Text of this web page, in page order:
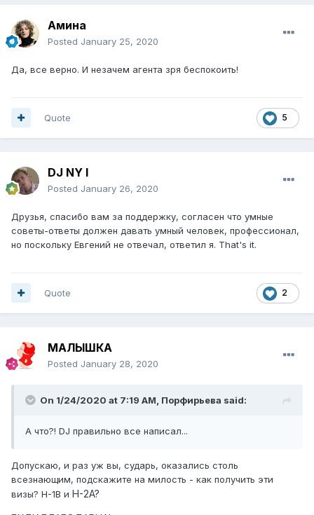
Амина
Posted January 25, 2020
Да, все верно. И незачем агента зря беспокоить!
5
Quote
DJ NY I
Posted January 26, 2020
Друзья, спасибо вам за поддержку, согласен что умные
советы-ответы должен давать умный человек, профессионал,
но поскольку Евгений не отвечал, ответил я. That's it.
2
Quote
МАЛЫШКА
Posted January 28, 2020
On 1/24/2020 at 7:19 AM, Порфирьева said:
А что?! DJ правильно все написал...
Допускаю, и раз уж вы, сударь, оказались столь
всезнающим, подскажите на милость - как получить эти
визы? H-1B и H-2A?